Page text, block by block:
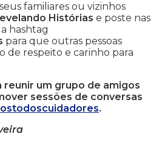
familiares ou vizinhos
Histórias e poste nas
hashtag
para que outras pessoas
de respeito e carinho para
um grupo de amigos
sessões de conversas
.